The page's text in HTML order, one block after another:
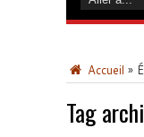
Accueil »
Tag